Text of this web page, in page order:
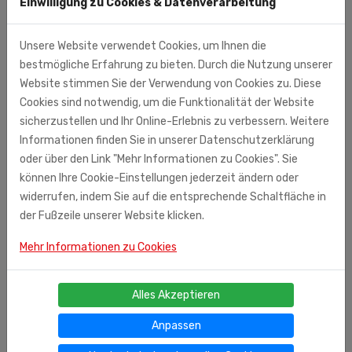
100ml (l = 26.00 €)
Ähnliche Produkte
Lotion "Gurke", 100 ml
60
Unsere Website verwendet Cookies, um Ihnen die
bestmögliche Erfahrung zu bieten. Durch die Nutzung unserer
Website stimmen Sie der Verwendung von Cookies zu. Diese
Cookies sind notwendig, um die Funktionalität der Website
sicherzustellen und Ihr Online-Erlebnis zu verbessern. Weitere
Informationen finden Sie in unserer Datenschutzerklärung
oder über den Link "Mehr Informationen zu Cookies". Sie
können Ihre Cookie-Einstellungen jederzeit ändern oder
widerrufen, indem Sie auf die entsprechende Schaltfläche in
der Fußzeile unserer Website klicken.
Mehr Informationen zu Cookies
Alles Akzeptieren
Anpassen